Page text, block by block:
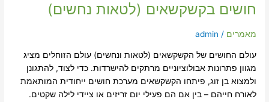
חושים בקשקשאים (לטאות נחשים)
מאמרים /
admin
עולם החושים של הקשקשאים (לטאות ונחשים) עולם הזוחלים מציג
מגוון פתרונות אבולוציוניים מרתקים להישרדות. כדי לצוד, להתגונן
ולמצוא בן זוג, פיתחו הקשקשאים מערכת חושים ייחודית המותאמת
לאורח חייהם – בין אם הם פעילי יום זריזים או ציידי לילה שקטים.